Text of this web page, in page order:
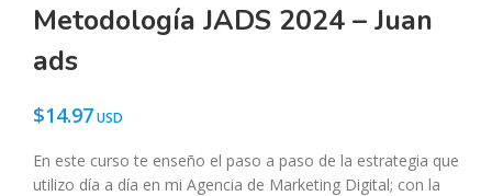
Metodología JADS 2024 – Juan
ads
$14.97
En este curso te enseño el paso a paso de la estrategia que
utilizo día a día en mi Agencia de Marketing Digital; con la